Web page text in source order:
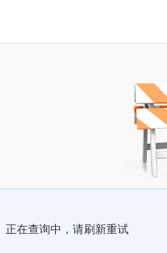
正在查询中，请刷新重试